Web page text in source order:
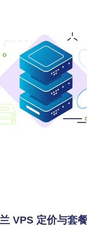
VPS 定价与套